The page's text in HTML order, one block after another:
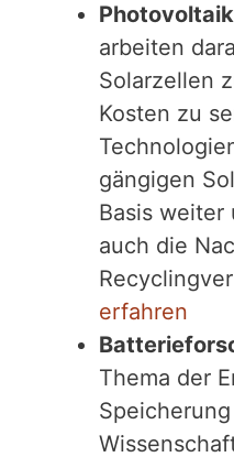
Photovoltaik
arbeiten
Solarzellen
Kosten zu
gängigen
Basis weiter
auch die
erfahren
Thema der